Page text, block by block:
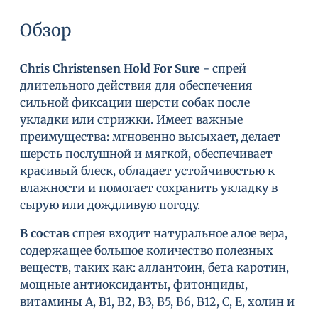
Обзор
Chris Christensen Hold For Sure - спрей
длительного действия для обеспечения
сильной фиксации шерсти собак после
укладки или стрижки. Имеет важные
преимущества: мгновенно высыхает, делает
шерсть послушной и мягкой, обеспечивает
красивый блеск, обладает устойчивостью к
влажности и помогает сохранить укладку в
сырую или дождливую погоду.
В состав спрея входит натуральное алое вера,
содержащее большое количество полезных
веществ, таких как: аллантоин, бета каротин,
мощные антиоксиданты, фитонциды,
витамины A, B1, B2, B3, B5, B6, B12, C, E, холин и